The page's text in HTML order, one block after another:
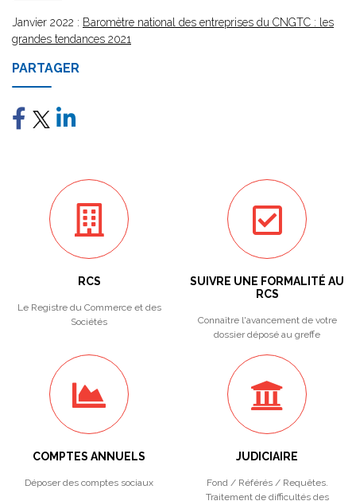
Janvier 2022 : Baromètre national des entreprises du CNGTC : les
grandes tendances 2021
PARTAGER
RCS
Le Registre du Commerce et des
Sociétés
SUIVRE UNE FORMALITÉ AU
RCS
Connaître l'avancement de votre
dossier déposé au greffe
COMPTES ANNUELS
Déposer des comptes sociaux
JUDICIAIRE
Fond / Référés / Requêtes.
Traitement de difficultés des